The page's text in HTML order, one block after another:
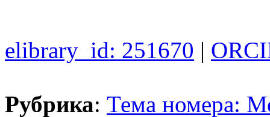
elibrary_id: 251670 |
Рубрика: Тема номера: